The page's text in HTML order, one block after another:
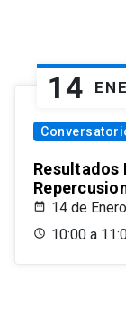
14 ENE
Resultados
14 de
10:00 a